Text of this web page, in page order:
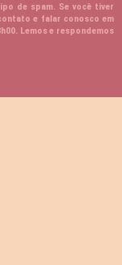
de spam. Se você tiver
e falar conosco em
Lemos e respondemos